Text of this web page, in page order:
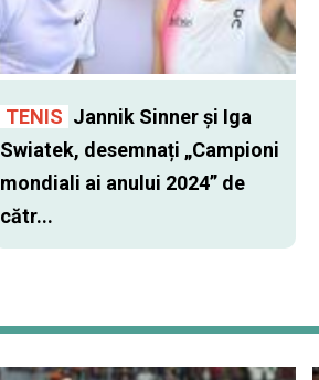
TENIS Jannik Sinner și Iga
Swiatek, desemnați „Campioni
mondiali ai anului 2024” de
cătr...